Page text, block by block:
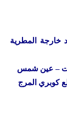
خارجة المطرية
كوبري المرج